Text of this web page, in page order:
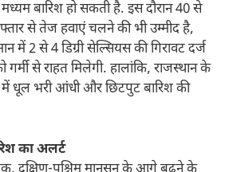
बारिश हो सकती है. इस दौरान 40 से
से तेज हवाएं चलने की भी उम्मीद है,
में 2 से 4 डिग्री सेल्सियस की गिरावट दर्ज
से राहत मिलेगी. हालांकि, राजस्थान के
में धूल भरी आंधी और छिटपुट बारिश की
का अलर्ट